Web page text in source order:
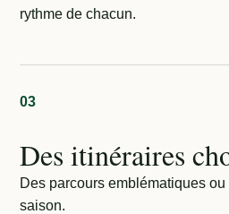
rythme de chacun.
03
Des itinéraires
Des parcours emblématiques
saison.